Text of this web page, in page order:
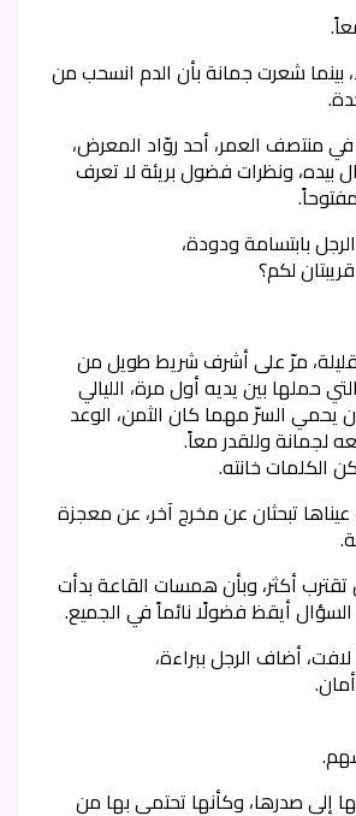
بينما شعرت جمانة بأن الدم انسحب من
في منتصف العمر، أحد روّاد المعرض،
بيده، ونظرات فضول بريئة لا تعرف
بابتسامة ودودة،
لكم؟
مرّ على أشرف شريط طويل من
حملها بين يديه أول مرة، الليالي
يحمي السرّ مهما كان الثمن، الوعد
لجمانة وللقدر معاً.
الكلمات خانته.
تبحثان عن مخرج آخر، عن معجزة
أكثر، وبأن همسات القاعة بدأت
أيقظ فضولًا نائماً في الجميع.
أضاف الرجل ببراءة،
إلى صدرها، وكأنها تحتمي بها من